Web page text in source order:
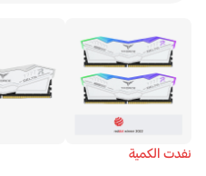
نفدت الكمية